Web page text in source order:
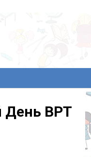
День ВРТ